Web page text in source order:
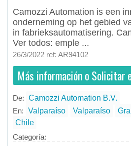
Camozzi Automation is een
onderneming op het gebied
in fabrieksautomatisering.
Ver todos: emple ...
26/3/2022 ref: AR94102
Más información o Solicitar
De: Camozzi Automation B.V.
En: Valparaíso Valparaíso
Chile
Categoría: